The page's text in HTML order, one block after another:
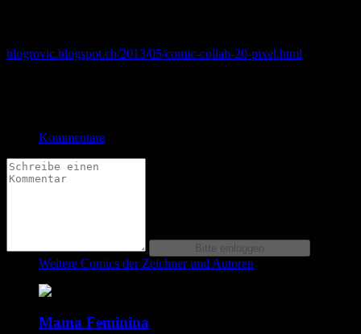
blogrovic.blogspot.ch/2013/05/comic-collab-20-pixel.html
Kommentare
Weitere Comics der Zeichner und Autoren
Mama Feminina